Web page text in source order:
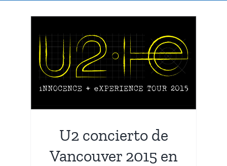
U2 concierto de
Vancouver 2015 en